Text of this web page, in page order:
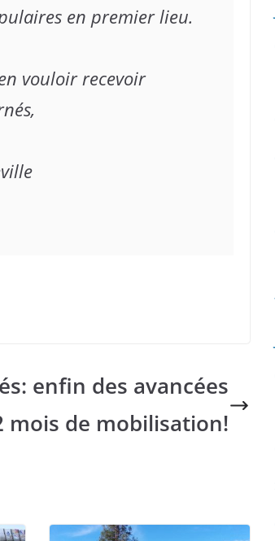
en premier lieu.
vouloir recevoir
enfin des avancées
mois de mobilisation!